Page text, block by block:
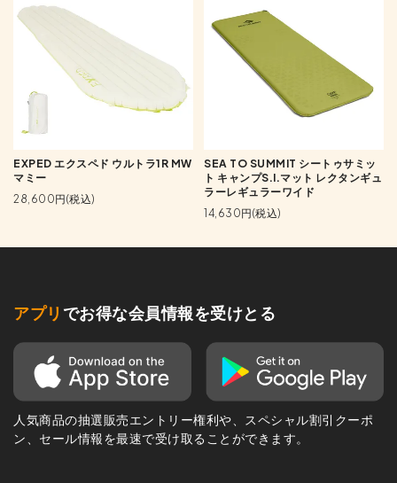
EXPED エクスペド ウルトラ1R MW
マミー
28,600円(税込)
SEA TO SUMMIT シートゥサミッ
ト キャンプS.I.マット レクタンギュ
ラーレギュラーワイド
14,630円(税込)
アプリ でお得な会員情報を受けとる
人気商品の抽選販売エントリー権利や、スペシャル割引クーポ
ン、セール情報を最速で受け取ることができます。